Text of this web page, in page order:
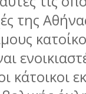
της
κάτοικοι